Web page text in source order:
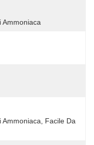
Ammoniaca
Ammoniaca, Facile Da